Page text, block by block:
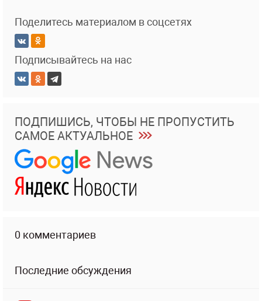
Поделитесь материалом в соцсетях
Подписывайтесь на нас
ПОДПИШИСЬ, ЧТОБЫ НЕ ПРОПУСТИТЬ
САМОЕ АКТУАЛЬНОЕ
0 комментариев
Последние обсуждения